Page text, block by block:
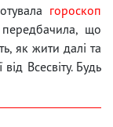
гороскоп
що
як жити далі та
Всесвіту. Будь